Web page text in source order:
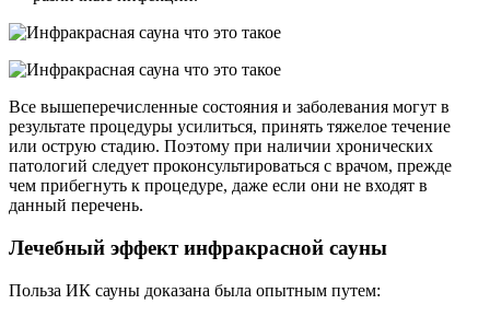
Все вышеперечисленные состояния и заболевания могут в
результате процедуры усилиться, принять тяжелое течение
или острую стадию. Поэтому при наличии хронических
патологий следует проконсультироваться с врачом, прежде
чем прибегнуть к процедуре, даже если они не входят в
данный перечень.
Лечебный эффект инфракрасной сауны
Польза ИК сауны доказана была опытным путем: